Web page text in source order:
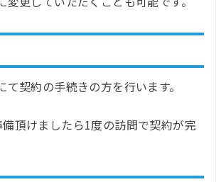
て契約の手続きの方を行います。
頂けましたら1度の訪問で契約が完